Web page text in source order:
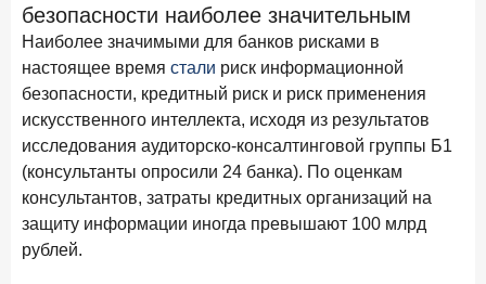
1 июня 2026 года
В борьбе за сбережения россиян банки учатся
28 мая 2026 года ИССЛЕДОВАНИЕ
Доверие становится главным фактором на рынке
Private banking
ИССЛЕДОВАНИЕ
Ипотека в России: итоги апреля 2026 года в цифрах
13 мая 2026 года
безопасности наиболее значительным
Наиболее значимыми для банков рисками в
настоящее время стали риск информационной
безопасности, кредитный риск и риск применения
искусственного интеллекта, исходя из результатов
исследования аудиторско-консалтинговой группы Б1
(консультанты опросили 24 банка). По оценкам
консультантов, затраты кредитных организаций на
защиту информации иногда превышают 100 млрд
рублей.